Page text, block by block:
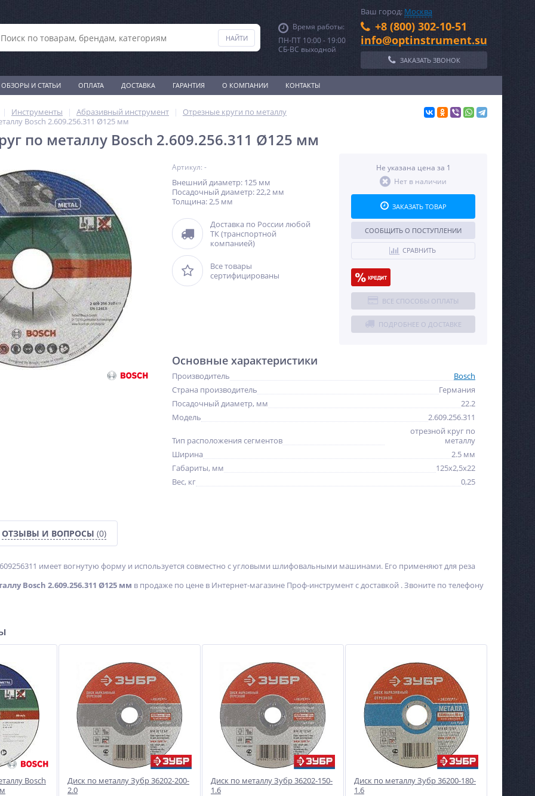
Время работы:
ПН-ПТ 10:00 - 19:00
СБ-ВС выходной
Ваш город: Москва
+8 (800) 302-10-51
info@optinstrument.su
ЗАКАЗАТЬ ЗВОНОК
ОБЗОРЫ И СТАТЬИ ОПЛАТА ДОСТАВКА ГАРАНТИЯ О КОМПАНИИ КОНТАКТЫ
%
Инструменты Абразивный инструмент
Отрезные круги по металлу
Bosch 2.609.256.311 Ø125 мм
по металлу Bosch 2.609.256.311 Ø125 мм
Артикул: -
Внешний диаметр: 125 мм
Посадочный диаметр: 22,2 мм
Толщина: 2,5 мм
Доставка по России любой
ТК (транспортной
компанией)
Все товары
сертифицированы
Не указана цена за 1
Нет в наличии
ЗАКАЗАТЬ ТОВАР
СООБЩИТЬ О ПОСТУПЛЕНИИ
СРАВНИТЬ
ВСЕ СПОСОБЫ ОПЛАТЫ
ПОДРОБНЕЕ О ДОСТАВКЕ
Основные характеристики
Производитель
Bosch
Страна производитель
Германия
Посадочный диаметр, мм
22.2
Модель
2.609.256.311
Тип расположения сегментов
отрезной круг по
металлу
Ширина
2.5 мм
Габариты, мм
125х2,5х22
Вес, кг
0,25
ОТЗЫВЫ И ВОПРОСЫ (0)
имеет вогнутую форму и используется совместно с угловыми шлифовальными машинами. Его применяют для реза
Bosch 2.609.256.311 Ø125 мм в продаже по цене в Интернет-магазине Проф-инструмент с доставкой . Звоните по телефону
Bosch
Диск по металлу Зубр 36202-200-
2.0
Диск по металлу Зубр 36202-150-
1.6
Диск по металлу Зубр 36200-180-
1.6